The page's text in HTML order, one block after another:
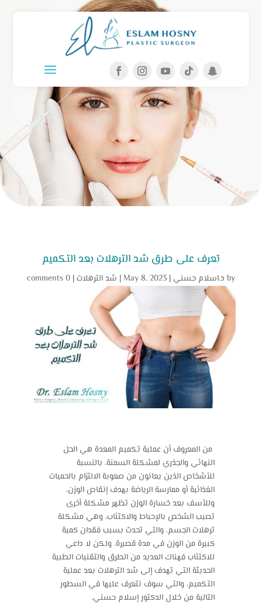
تعرف على طرق شد الترهلات بعد التكميم
by د.اسلام حسني |
May 8, 2023
| شد الترهلات |
0 comments
من المعروف أن عملية تكميم المعدة هي الحل
النهائي والجذري لمشكلة السمنة، بالنسبة
للأشخاص الذين يعانون من صعوبة الالتزام بالحميات
الغذائية أو ممارسة الرياضة بهدف إنقاص الوزن،
وللأسف بعد خسارة الوزن تظهر مشكلة أخرى
تصيب الشخص بالإحباط والاكتئاب، وهي مشكلة
ترهلات الجسم، والتي تحدث بسبب فقدان كمية
كبيرة من الوزن في مدة قصيرة، ولكن لا داعي
للاكتئاب فهناك العديد من الطرق والتقنيات الطبية
الحديثة التي تهدف إلى شد الترهلات بعد عملية
التكميم، والتي سوف نتعرف عليها في السطور
التالية من خلال الدكتور إسلام حسني.